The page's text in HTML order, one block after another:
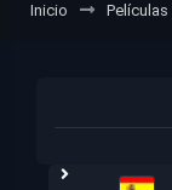
Inicio Películas